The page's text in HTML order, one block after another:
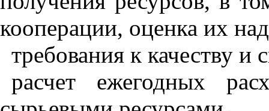
кооперации, оценка их
требования к качеству и
расчет ежегодных